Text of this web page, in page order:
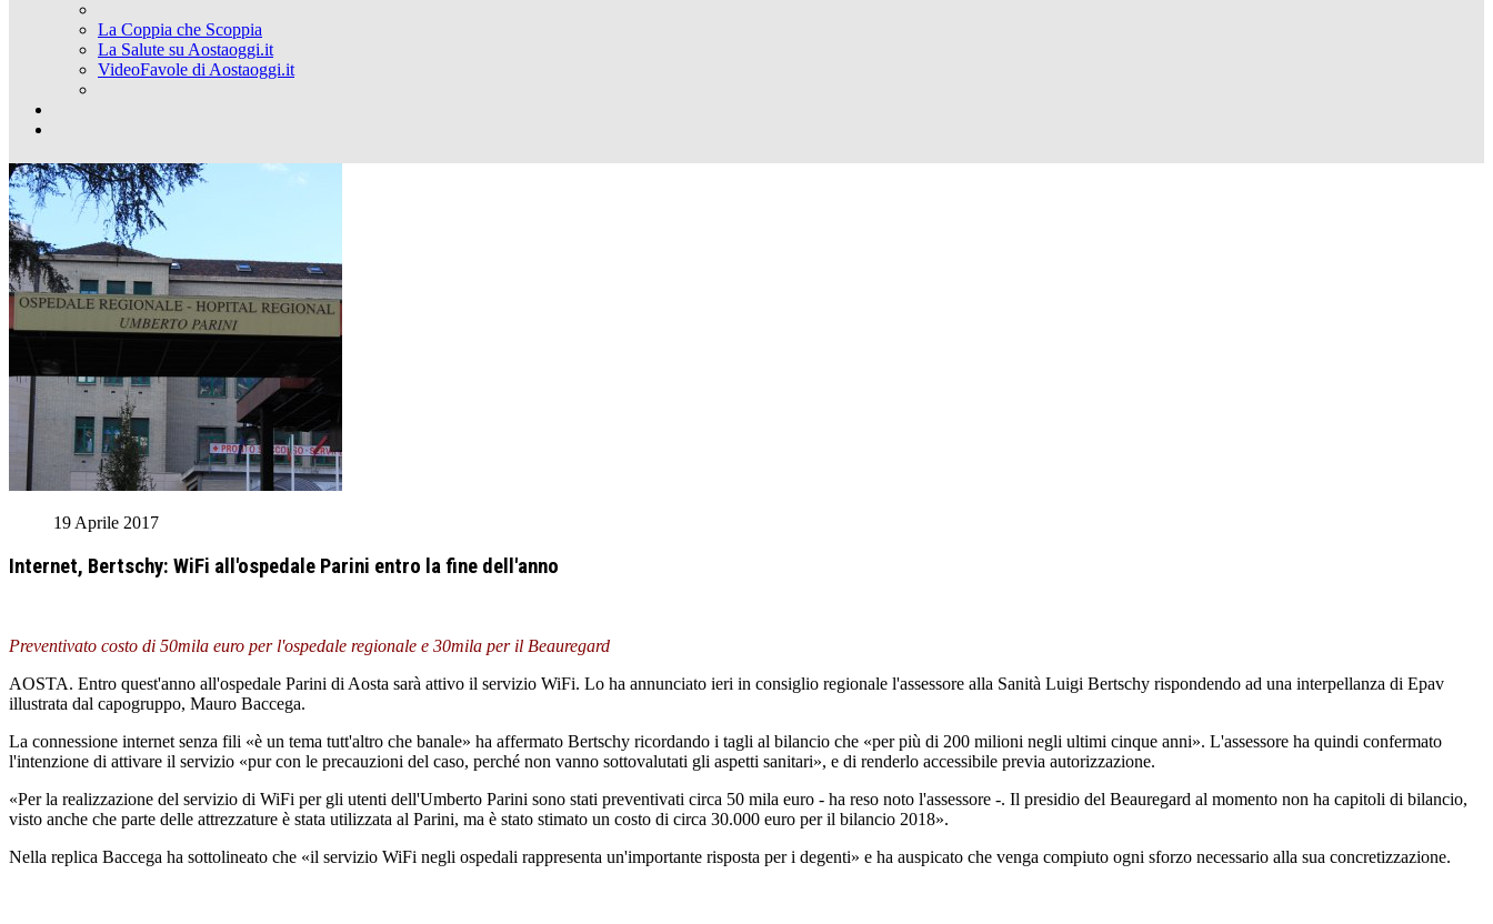
La Coppia che Scoppia
La Salute su Aostaoggi.it
VideoFavole di Aostaoggi.it
19 Aprile 2017
Internet, Bertschy: WiFi all'ospedale Parini entro la fine dell'anno
Preventivato costo di 50mila euro per l'ospedale regionale e 30mila per il Beauregard
AOSTA. Entro quest'anno all'ospedale Parini di Aosta sarà attivo il servizio WiFi. Lo ha annunciato ieri in consiglio regionale l'assessore alla Sanità Luigi Bertschy rispondendo ad una interpellanza di Epav
illustrata dal capogruppo, Mauro Baccega.
La connessione internet senza fili «è un tema tutt'altro che banale» ha affermato Bertschy ricordando i tagli al bilancio che «per più di 200 milioni negli ultimi cinque anni». L'assessore ha quindi confermato
l'intenzione di attivare il servizio «pur con le precauzioni del caso, perché non vanno sottovalutati gli aspetti sanitari», e di renderlo accessibile previa autorizzazione.
«Per la realizzazione del servizio di WiFi per gli utenti dell'Umberto Parini sono stati preventivati circa 50 mila euro - ha reso noto l'assessore -. Il presidio del Beauregard al momento non ha capitoli di bilancio,
visto anche che parte delle attrezzature è stata utilizzata al Parini, ma è stato stimato un costo di circa 30.000 euro per il bilancio 2018».
Nella replica Baccega ha sottolineato che «il servizio WiFi negli ospedali rappresenta un'importante risposta per i degenti» e ha auspicato che venga compiuto ogni sforzo necessario alla sua concretizzazione.